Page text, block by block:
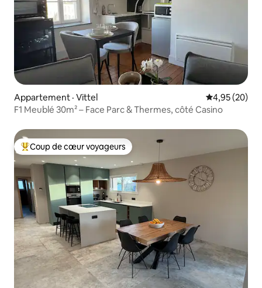
Appartement · Vittel Note
4,95 (20)
​F1 Meublé 30m² – Face Parc & Thermes, côté Casino
Coup de cœur voyageurs parmi les plus aimés
Coup de cœur voyageurs